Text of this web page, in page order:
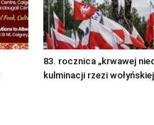
83. rocznica „krwawej
kulminacji rzezi